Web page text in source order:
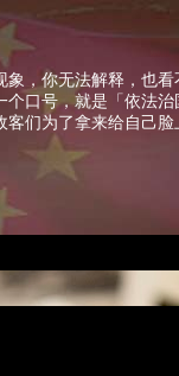
，你无法解释，也
口号，就是「依法
们为了拿来给自己